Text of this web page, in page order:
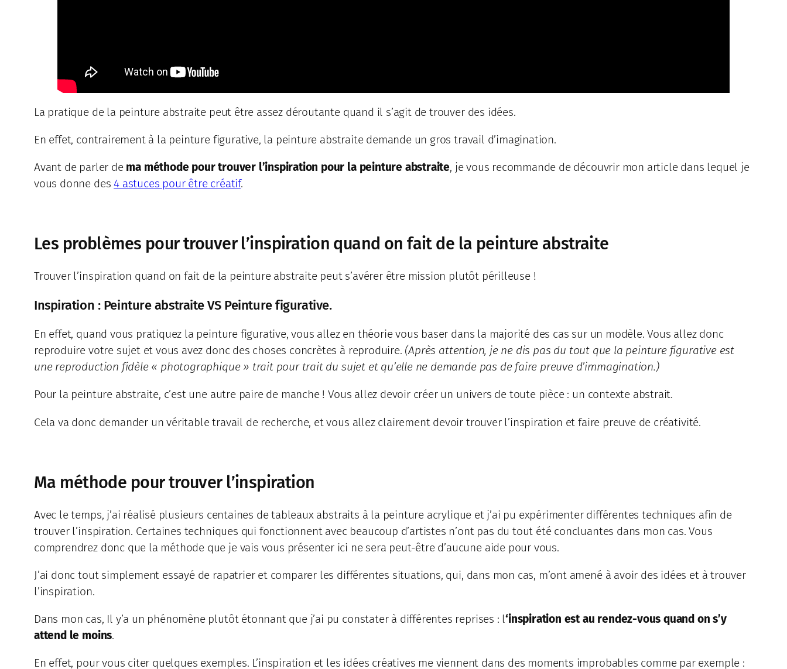
La pratique de la peinture abstraite peut être assez déroutante quand il s’agit de trouver des idées.
En effet, contrairement à la peinture figurative, la peinture abstraite demande un gros travail d’imagination.
Avant de parler dema méthode pour trouver l’inspiration pour la peinture abstraite, je vous recommande de découvrir mon article dans lequel je
vous donne des4 astuces pour être créatif.
Les problèmes pour trouver l’inspiration quand on fait de la peinture abstraite
Trouver l’inspiration quand on fait de la peinture abstraite peut s’avérer être mission plutôt périlleuse !
Inspiration : Peinture abstraite VS Peinture figurative.
En effet, quand vous pratiquez la peinture figurative, vous allez en théorie vous baser dans la majorité des cas sur un modèle. Vous allez donc
reproduire votre sujet et vous avez donc des choses concrètes à reproduire. (Après attention, je ne dis pas du tout que la peinture figurative est
une reproduction fidèle « photographique » trait pour trait du sujet et qu’elle ne demande pas de faire preuve d’immagination.)
Pour la peinture abstraite, c’est une autre paire de manche ! Vous allez devoir créer un univers de toute pièce : un contexte abstrait.
Cela va donc demander un véritable travail de recherche, et vous allez clairement devoir trouver l’inspiration et faire preuve de créativité.
Ma méthode pour trouver l’inspiration
Avec le temps, j’ai réalisé plusieurs centaines de tableaux abstraits à la peinture acrylique et j’ai pu expérimenter différentes techniques afin de
trouver l’inspiration. Certaines techniques qui fonctionnent avec beaucoup d’artistes n’ont pas du tout été concluantes dans mon cas. Vous
comprendrez donc que la méthode que je vais vous présenter ici ne sera peut-être d’aucune aide pour vous.
J’ai donc tout simplement essayé de rapatrier et comparer les différentes situations, qui, dans mon cas, m’ont amené à avoir des idées et à trouver
l’inspiration.
Dans mon cas, Il y’a un phénomène plutôt étonnant que j’ai pu constater à différentes reprises : l‘inspiration est au rendez-vous quand on s’y
attend le moins.
En effet, pour vous citer quelques exemples. L’inspiration et les idées créatives me viennent dans des moments improbables comme par exemple :